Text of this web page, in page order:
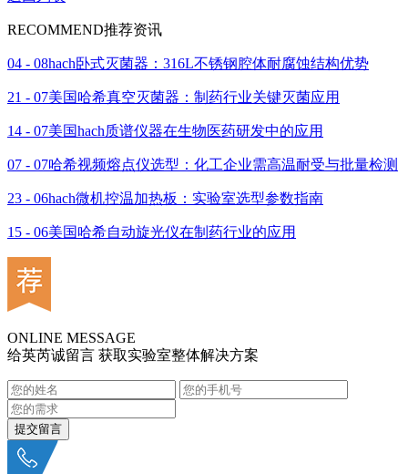
RECOMMEND推荐资讯
04 - 08hach卧式灭菌器：316L不锈钢腔体耐腐蚀结构优势
21 - 07美国哈希真空灭菌器：制药行业关键灭菌应用
14 - 07美国hach质谱仪器在生物医药研发中的应用
07 - 07哈希视频熔点仪选型：化工企业需高温耐受与批量检测
23 - 06hach微机控温加热板：实验室选型参数指南
15 - 06美国哈希自动旋光仪在制药行业的应用
ONLINE MESSAGE
给英芮诚留言 获取实验室整体解决方案